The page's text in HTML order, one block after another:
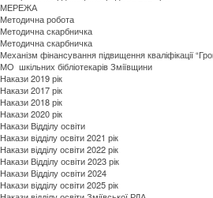
МЕРЕЖА
Методична робота
Методична скарбничка
Методична скарбничка
Механізм фінансування підвищення кваліфікації
МО шкільних бібліотекарів Зміївщини
Накази 2019 рік
Накази 2017 рік
Накази 2018 рік
Накази 2020 рік
Накази Відділу освіти
Накази відділу освіти 2021 рік
Накази відділу освіти 2022 рік
Накази Відділу освіти 2023 рік
Накази Відділу освіти 2024
Накази відділу освіти 2025 рік